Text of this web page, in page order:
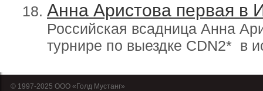
Анна Аристова первая в
Российская всадница Анна
турнире по выездке CDN2* в
© 1997-2025 OOO «Голд Мустанг»